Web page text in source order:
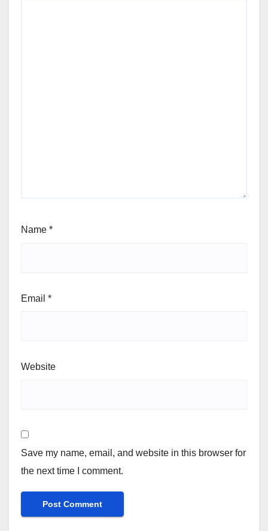
Name *
Email *
Website
Save my name, email, and website in this browser for
the next time I comment.